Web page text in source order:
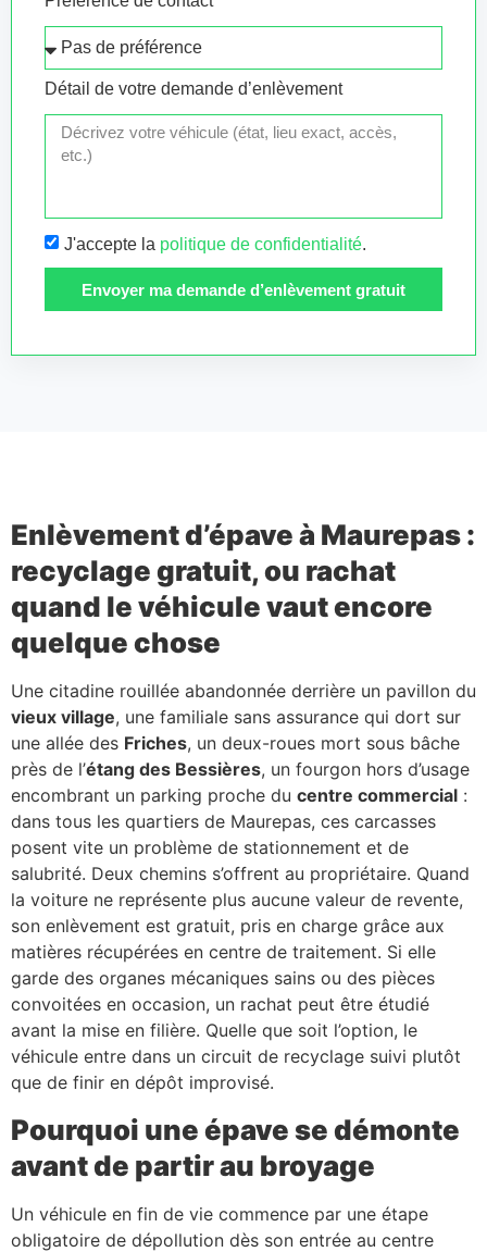
Détail de votre demande d’enlèvement
J'accepte la politique de confidentialité.
Envoyer ma demande d’enlèvement gratuit
Enlèvement d’épave à Maurepas :
recyclage gratuit, ou rachat
quand le véhicule vaut encore
quelque chose
Une citadine rouillée abandonnée derrière un pavillon du
vieux village, une familiale sans assurance qui dort sur
une allée des Friches, un deux-roues mort sous bâche
près de l’étang des Bessières, un fourgon hors d’usage
encombrant un parking proche du centre commercial :
dans tous les quartiers de Maurepas, ces carcasses
posent vite un problème de stationnement et de
salubrité. Deux chemins s’offrent au propriétaire. Quand
la voiture ne représente plus aucune valeur de revente,
son enlèvement est gratuit, pris en charge grâce aux
matières récupérées en centre de traitement. Si elle
garde des organes mécaniques sains ou des pièces
convoitées en occasion, un rachat peut être étudié
avant la mise en filière. Quelle que soit l’option, le
véhicule entre dans un circuit de recyclage suivi plutôt
que de finir en dépôt improvisé.
Pourquoi une épave se démonte
avant de partir au broyage
Un véhicule en fin de vie commence par une étape
obligatoire de dépollution dès son entrée au centre